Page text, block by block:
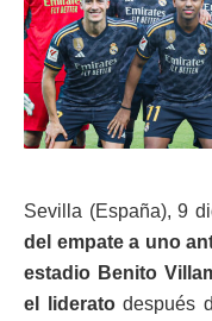
Sevilla (España), 9
del empate a uno
estadio Benito
el lideratodespués